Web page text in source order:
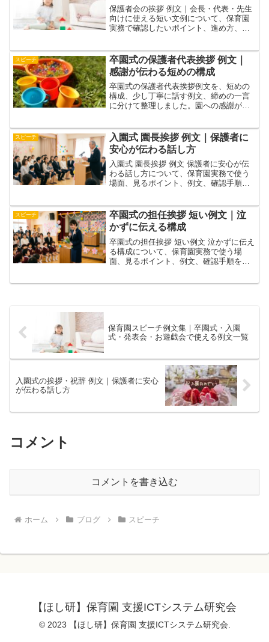
保護者会の挨拶 例文｜会長・代表・先生
向けに使える短い文例について、保育園
実務で確認したいポイント、進め方、注
拶、年度初め・年度末の場面別に整理し
ました。関連記事とあ
スピーチ
卒園式の保護者代表挨拶 例文｜
感謝が伝わる短めの構成
卒園式の保護者代表挨拶例文を、短めの
構成、少し丁寧に話す例文、締めの一言
に分けて整理しました。園への感謝が伝
スピーチ
入園式 園長挨拶 例文｜保護者に
安心が伝わる話し方
入園式 園長挨拶 例文 保護者に安心が伝
わる話し方について、保育園実務で使う
場面、見るポイント、例文、確認手順を
とあわせて園内で調整しやすい形にまと
めています。
スピーチ
卒園式の担任挨拶 短い例文｜泣
かずに伝える構成
卒園式の担任挨拶 短い例文 泣かずに伝え
る構成について、保育園実務で使う場
面、見るポイント、例文、確認手順を整
保育園スピーチ例文集｜卒園式・入園
式・発表会・お遊戯会で使える例文一覧
入園式の挨拶・祝辞 例文｜保護者に安心
が伝わる話し方
コメント
コメントを書き込む
ホーム ブログ スピーチ
【ほし研】保育園 支援ICTシステム研究会
© 2023 【ほし研】保育園 支援ICTシステム研究会.